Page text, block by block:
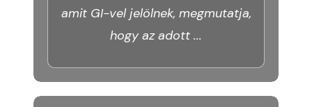
amit GI-vel jelölnek, megmutatja,
hogy az adott ...